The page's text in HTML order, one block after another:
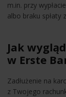
m.in. przy
albo braku spłaty
Jak
w Erste
Zadłużenie na
z Twojego